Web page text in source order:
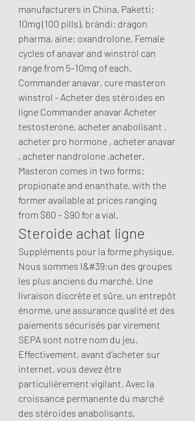
manufacturers in China. Paketti:
10mg (100 pills), brändi: dragon
pharma, aine: oxandrolone. Female
cycles of anavar and winstrol can
range from 5–10mg of each.
Commander anavar, cure masteron
winstrol - Acheter des stéroïdes en
ligne Commander anavar Acheter
testosterone, acheter anabolisant ,
acheter pro hormone , acheter anavar
, acheter nandrolone ,acheter.
Masteron comes in two forms:
propionate and enanthate, with the
former available at prices ranging
from $60 – $90 for a vial.
Steroide achat ligne
Suppléments pour la forme physique.
Nous sommes l&#39;un des groupes
les plus anciens du marché. Une
livraison discrète et sûre, un entrepôt
énorme, une assurance qualité et des
paiements sécurisés par virement
SEPA sont notre nom du jeu.
Effectivement, avant d’acheter sur
internet, vous devez être
particulièrement vigilant. Avec la
croissance permanente du marché
des stéroïdes anabolisants,